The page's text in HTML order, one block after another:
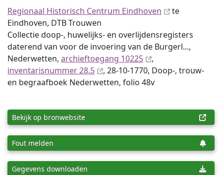
Regionaal Historisch Centrum Eindhoven
te
Eindhoven, DTB Trouwen
Collectie doop-, huwelijks- en overlijdensregisters
daterend van voor de invoering van de Burgerl...,
Nederwetten, archieftoegang 10225
,
inventaris­num­mer 28.5
, 28-10-1770, Doop-, trouw-
en begraafboek Nederwetten, folio 48v
Bekijk op bronwebsite
Fout melden
Gegevens downloaden